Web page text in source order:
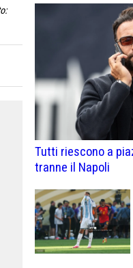
Tutti riescono a
tranne il Napoli